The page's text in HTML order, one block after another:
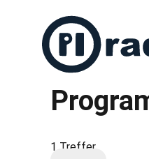
Freies Radio in Berlin
1 Treffer